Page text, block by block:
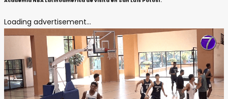
Loading advertisement...